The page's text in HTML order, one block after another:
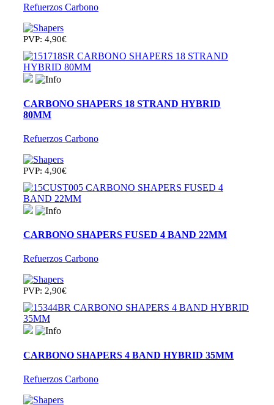
Refuerzos Carbono
PVP: 4,90€
CARBONO SHAPERS 18 STRAND HYBRID
80MM
Refuerzos Carbono
PVP: 4,90€
CARBONO SHAPERS FUSED 4 BAND 22MM
Refuerzos Carbono
PVP: 2,90€
CARBONO SHAPERS 4 BAND HYBRID 35MM
Refuerzos Carbono